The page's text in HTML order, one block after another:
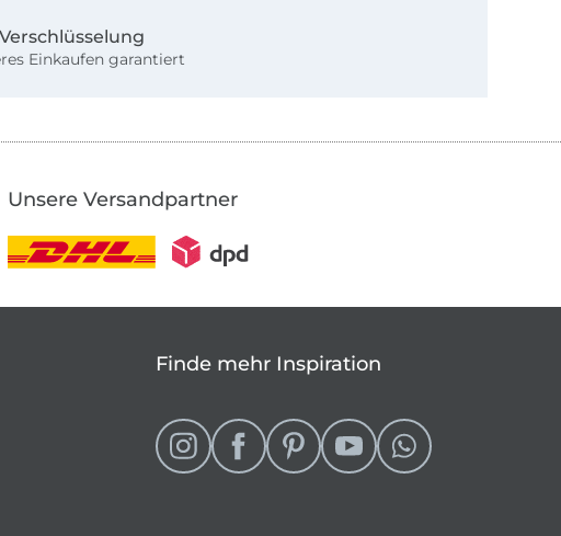
Einkaufen garantiert
Unsere Versandpartner
Finde mehr Inspiration